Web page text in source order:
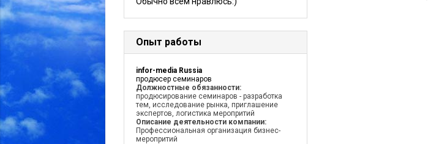
Опыт работы
infor-media Russia
продюсер семинаров
Должностные обязанности:
продюсирование семинаров - разработка
тем, исследование рынка, приглашение
экспертов, логистика меропритий
Описание деятельности компании:
Профессиональная организация бизнес-
меропритий